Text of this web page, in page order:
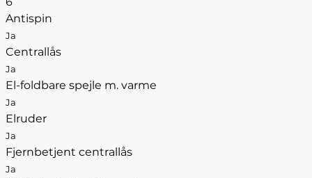
Antispin
Ja
Centrallås
Ja
El-foldbare spejle m. varme
Ja
Elruder
Ja
Fjernbetjent centrallås
Ja